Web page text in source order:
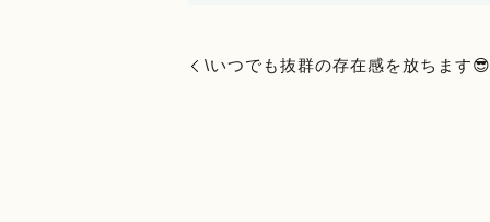
\いつでも抜群の存在感を放ちます